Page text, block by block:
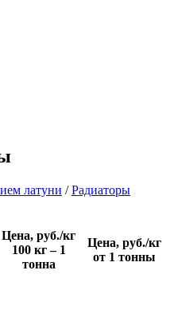
латуни /Радиаторы
Цена, руб./кг
100 кг – 1
тонна
Цена, руб./кг
от 1 тонны